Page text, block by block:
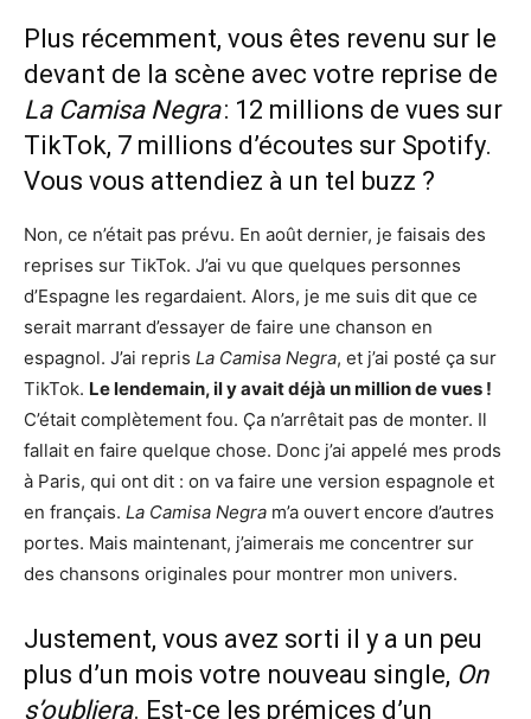
Plus récemment, vous êtes revenu sur le
devant de la scène avec votre reprise de
La Camisa Negra: 12 millions de vues sur
TikTok, 7 millions d’écoutes sur Spotify.
Vous vous attendiez à un tel buzz ?
Non, ce n’était pas prévu. En août dernier, je faisais des
reprises sur TikTok. J’ai vu que quelques personnes
d’Espagne les regardaient. Alors, je me suis dit que ce
serait marrant d’essayer de faire une chanson en
espagnol. J’ai repris La Camisa Negra, et j’ai posté ça sur
TikTok. Le lendemain, il y avait déjà un million de vues !
C’était complètement fou. Ça n’arrêtait pas de monter. Il
fallait en faire quelque chose. Donc j’ai appelé mes prods
à Paris, qui ont dit : on va faire une version espagnole et
en français. La Camisa Negra m’a ouvert encore d’autres
portes. Mais maintenant, j’aimerais me concentrer sur
des chansons originales pour montrer mon univers.
Justement, vous avez sorti il y a un peu
plus d’un mois votre nouveau single, On
s’oubliera. Est-ce les prémices d’un